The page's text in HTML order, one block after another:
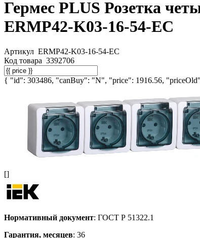
Гермес PLUS Розетка
ERMP42-K03-16-54-EC
Артикул ERMP42-K03-16-54-EC
Код товара 3392706
{ "id": 303486, "canBuy": "N", "price": 1916.56,
[]
Нормативный документ: ГОСТ Р 51322.1
Гарантия, месяцев: 36